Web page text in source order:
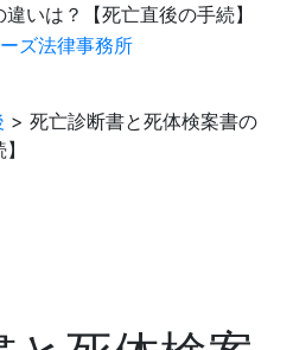
いは？【死亡直後の手続】
> 死亡診断書と死体検案書の